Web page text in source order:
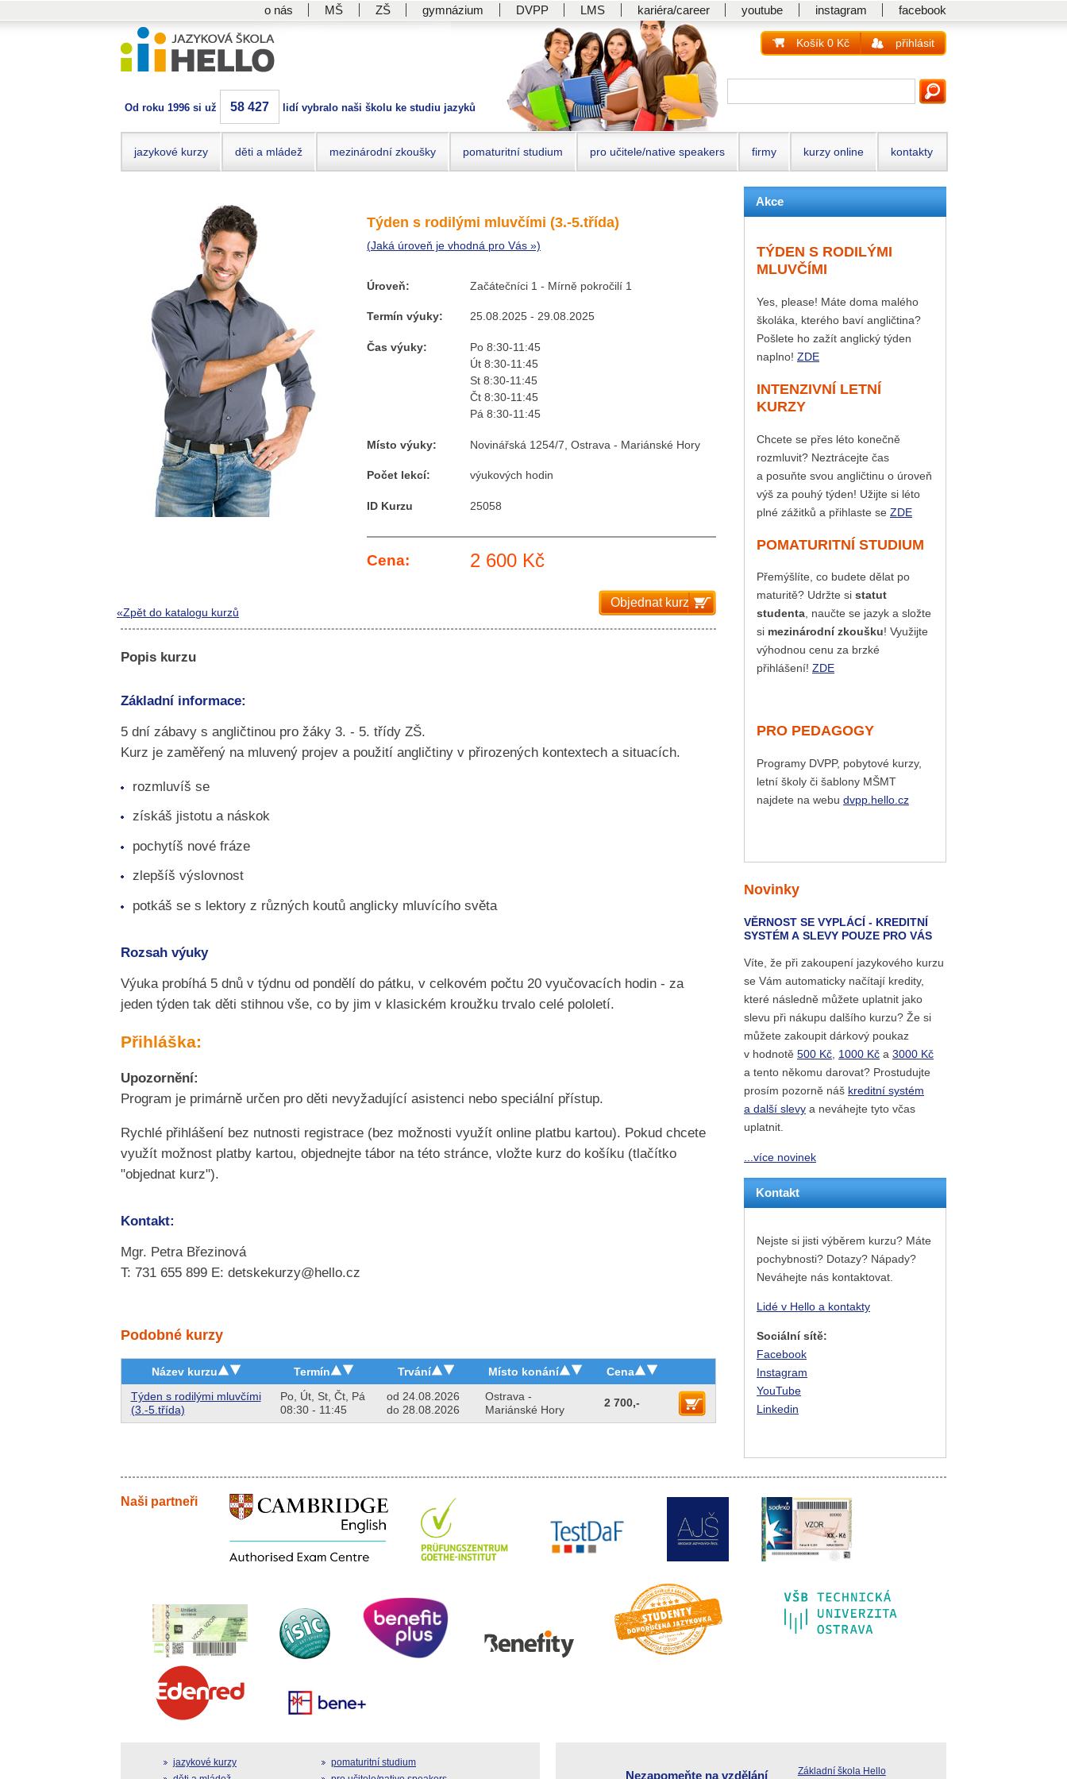
o nás MŠ ZŠ gymnázium DVPP LMS kariéra/career youtube instagram facebook
Od roku 1996 si už 58 427 lidí vybralo naši školu ke studiu jazyků
Košík 0 Kč přihlásit
jazykové kurzy děti a mládež mezinárodní zkoušky pomaturitní studium pro učitele/native speakers firmy kurzy online kontakty
Týden s rodilými mluvčími (3.-5.třída)
(Jaká úroveň je vhodná pro Vás »)
Úroveň: Začátečníci 1 - Mírně pokročilí 1
Termín výuky: 25.08.2025 - 29.08.2025
Čas výuky:
Po 8:30-11:45
Út 8:30-11:45
St 8:30-11:45
Čt 8:30-11:45
Pá 8:30-11:45
Místo výuky: Novinářská 1254/7, Ostrava - Mariánské Hory
Počet lekcí: výukových hodin
ID Kurzu 25058
Cena: 2 600 Kč
«Zpět do katalogu kurzů
Objednat kurz
Popis kurzu
Základní informace:
5 dní zábavy s angličtinou pro žáky 3. - 5. třídy ZŠ.
Kurz je zaměřený na mluvený projev a použití angličtiny v přirozených kontextech a situacích.
rozmluvíš se
získáš jistotu a náskok
pochytíš nové fráze
zlepšíš výslovnost
potkáš se s lektory z různých koutů anglicky mluvícího světa
Rozsah výuky
Výuka probíhá 5 dnů v týdnu od pondělí do pátku, v celkovém počtu 20 vyučovacích hodin - za
jeden týden tak děti stihnou vše, co by jim v klasickém kroužku trvalo celé pololetí.
Přihláška:
Upozornění:
Program je primárně určen pro děti nevyžadující asistenci nebo speciální přístup.
Rychlé přihlášení bez nutnosti registrace (bez možnosti využít online platbu kartou). Pokud chcete
využít možnost platby kartou, objednejte tábor na této stránce, vložte kurz do košíku (tlačítko
"objednat kurz").
Kontakt:
Mgr. Petra Březinová
T: 731 655 899 E: detskekurzy@hello.cz
Podobné kurzy
Název kurzu Termín Trvání Místo konání
Cena
Týden s rodilými mluvčími
(3.-5.třída)
Po, Út, St, Čt, Pá
08:30 - 11:45
od 24.08.2026
do 28.08.2026
Ostrava -
Mariánské Hory
2 700,-
Akce
TÝDEN S RODILÝMI
MLUVČÍMI
Yes, please! Máte doma malého
školáka, kterého baví angličtina?
Pošlete ho zažít anglický týden
naplno! ZDE
INTENZIVNÍ LETNÍ
KURZY
Chcete se přes léto konečně
rozmluvit? Neztrácejte čas
a posuňte svou angličtinu o úroveň
výš za pouhý týden! Užijte si léto
plné zážitků a přihlaste se ZDE
POMATURITNÍ STUDIUM
Přemýšlíte, co budete dělat po
maturitě? Udržte si statut
studenta, naučte se jazyk a složte
si mezinárodní zkoušku! Využijte
výhodnou cenu za brzké
přihlášení! ZDE
PRO PEDAGOGY
Programy DVPP, pobytové kurzy,
letní školy či šablony MŠMT
najdete na webu dvpp.hello.cz
Novinky
VĚRNOST SE VYPLÁCÍ - KREDITNÍ
SYSTÉM A SLEVY POUZE PRO VÁS
Víte, že při zakoupení jazykového kurzu
se Vám automaticky načítají kredity,
které následně můžete uplatnit jako
slevu při nákupu dalšího kurzu? Že si
můžete zakoupit dárkový poukaz
v hodnotě 500 Kč, 1000 Kč a 3000 Kč
a tento někomu darovat? Prostudujte
prosím pozorně náš kreditní systém
a další slevy a neváhejte tyto včas
uplatnit.
...více novinek
Kontakt
Nejste si jisti výběrem kurzu? Máte
pochybnosti? Dotazy? Nápady?
Neváhejte nás kontaktovat.
Lidé v Hello a kontakty
Sociální sítě:
Facebook
Instagram
YouTube
Linkedin
Naši partneři
jazykové kurzy
pomaturitní studium
Nezapomeňte na vzdělání Základní škola Hello